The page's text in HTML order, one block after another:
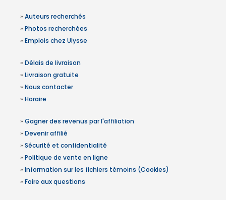
» Auteurs recherchés
» Photos recherchées
» Emplois chez Ulysse
» Délais de livraison
» Livraison gratuite
» Nous contacter
» Horaire
» Gagner des revenus par l'affiliation
» Devenir affilié
» Sécurité et confidentialité
» Politique de vente en ligne
» Information sur les fichiers témoins (Cookies)
» Foire aux questions